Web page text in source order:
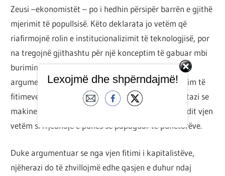
Zeusi –ekonomistët – po i hedhin përsipër barrën e gjithë
mjerimit të popullsisë. Këto deklarata jo vetëm që
riafirmojnë rolin e institucionalizimit të teknologjisë, por
na tregojnë gjithashtu për një konceptim të gabuar mbi
burimin e fitimeve në kapitalizëm. Marksi e ka
argumentuar këtë konceptim të makinerive si burim të
fitimeve në veprën e tij “Kapitali”, duke thënë qartazi se
makineritë nuk prodhojnë mbivlerë, pasi kjo e fundit vjen
vetëm si rrjedhojë e punës së papaguar të punëtorëve.
Duke argumentuar se nga vjen fitimi i kapitalistëve,
njëherazi do të zhvillojmë edhe qasjen e duhur ndaj
Lexojmë dhe shpërndajmë!